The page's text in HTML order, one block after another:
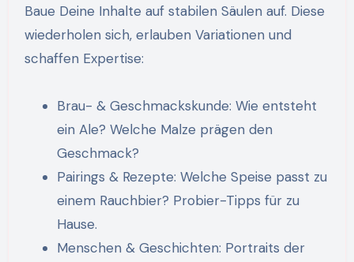
Baue Deine Inhalte auf stabilen Säulen auf. Diese
wiederholen sich, erlauben Variationen und
schaffen Expertise:
Brau- & Geschmackskunde: Wie entsteht
ein Ale? Welche Malze prägen den
Geschmack?
Pairings & Rezepte: Welche Speise passt zu
einem Rauchbier? Probier-Tipps für zu
Hause.
Menschen & Geschichten: Portraits der